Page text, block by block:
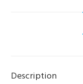
Description